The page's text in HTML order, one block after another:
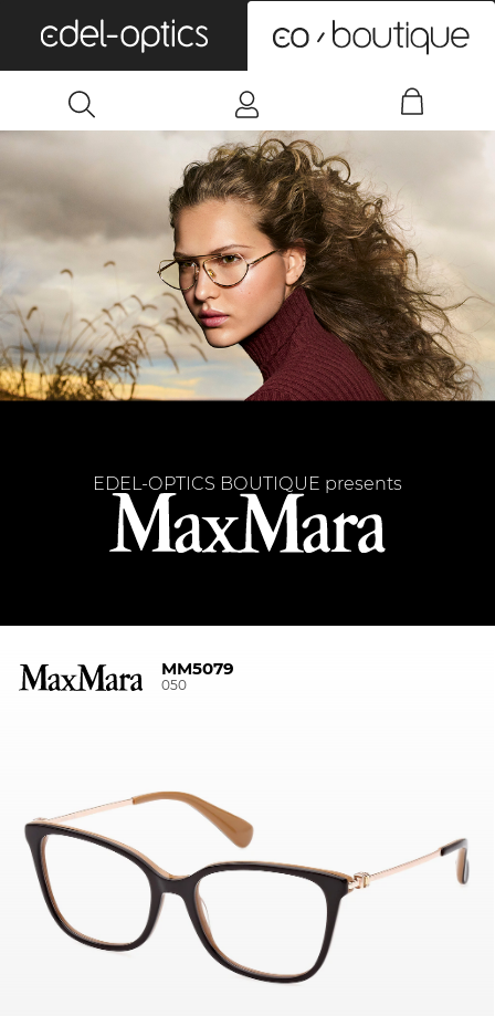
EDEL-OPTICS BOUTIQUE presents
MM5079
050